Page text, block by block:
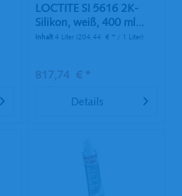
LOCTITE SI 5616 2K-
Silikon, weiß, 400 ml...
Inhalt4 Liter (204,44 € * / 1 Liter)
817,74 € *
Details